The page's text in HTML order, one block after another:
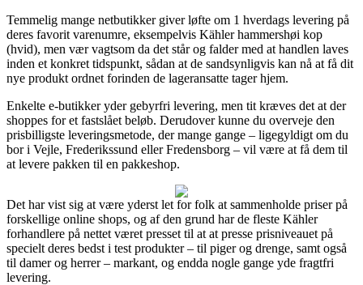
Temmelig mange netbutikker giver løfte om 1 hverdags levering på
deres favorit varenumre, eksempelvis Kähler hammershøi kop
(hvid), men vær vagtsom da det står og falder med at handlen laves
inden et konkret tidspunkt, sådan at de sandsynligvis kan nå at få dit
nye produkt ordnet forinden de lageransatte tager hjem.
Enkelte e-butikker yder gebyrfri levering, men tit kræves det at der
shoppes for et fastslået beløb. Derudover kunne du overveje den
prisbilligste leveringsmetode, der mange gange – ligegyldigt om du
bor i Vejle, Frederikssund eller Fredensborg – vil være at få dem til
at levere pakken til en pakkeshop.
Det har vist sig at være yderst let for folk at sammenholde priser på
forskellige online shops, og af den grund har de fleste Kähler
forhandlere på nettet været presset til at at presse prisniveauet på
specielt deres bedst i test produkter – til piger og drenge, samt også
til damer og herrer – markant, og endda nogle gange yde fragtfri
levering.